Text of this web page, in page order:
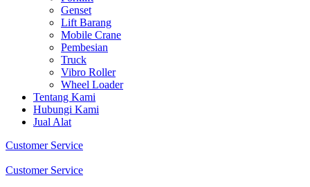
Genset
Lift Barang
Mobile Crane
Pembesian
Truck
Vibro Roller
Wheel Loader
Tentang Kami
Hubungi Kami
Jual Alat
Customer Service
Customer Service